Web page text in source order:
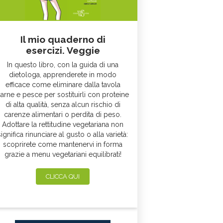
Il mio quaderno di
esercizi. Veggie
In questo libro, con la guida di una
dietologa, apprenderete in modo
efficace come eliminare dalla tavola
e pesce per sostituirli con proteine
di alta qualità, senza alcun rischio di
carenze alimentari o perdita di peso.
Adottare la rettitudine vegetariana non
rinunciare al gusto o alla varietà:
scoprirete come mantenervi in forma
grazie a menu vegetariani equilibrati!
CLICCA QUI